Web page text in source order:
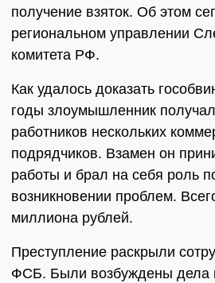
получение взяток. Об этом
региональном управлении
комитета РФ.
Как удалось доказать
годы злоумышленник
работников нескольких
подрядчиков. Взамен он
работы и брал на себя роль
возникновении проблем.
миллиона рублей.
Преступление раскрыли
ФСБ. Были возбуждены дела